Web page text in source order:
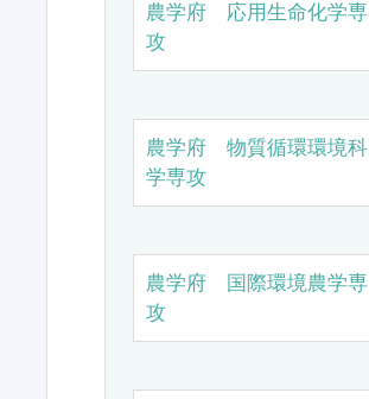
農学府 応用生命化学専
攻
農学府 物質循環環境科
学専攻
農学府 国際環境農学専
攻